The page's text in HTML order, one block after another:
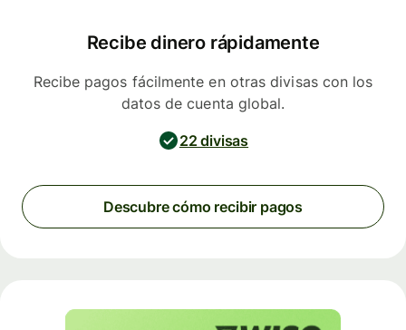
Recibe dinero rápidamente
Recibe pagos fácilmente en otras divisas con los
datos de cuenta global.
22 divisas
Descubre cómo recibir pagos